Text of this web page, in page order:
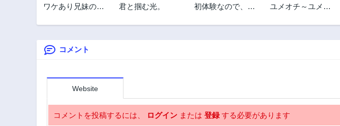
ワケあり兄妹の禁
小悪魔~
君と掴む光。
初体験なので、俺
さい
ユメオチ～ユメで
～
コメント
Website
コメントを投稿するには、 ログイン または 登録する必要があります